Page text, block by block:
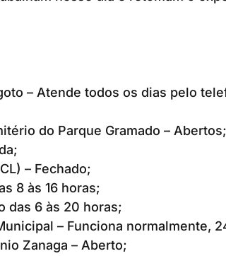
– Atende todos os dias pelo
do Parque Gramado – Abertos;
– Fechado;
8 às 16 horas;
das 6 às 20 horas;
– Funciona normalmente,
Zanaga – Aberto;